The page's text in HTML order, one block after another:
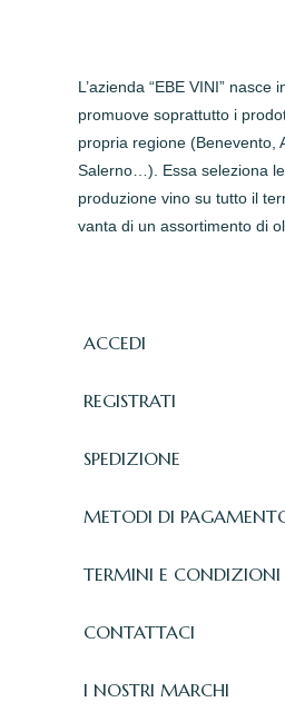
L’azienda “EBE VINI” nasce
promuove soprattutto i
propria regione (Benevento,
Salerno…). Essa seleziona
produzione vino su tutto il
vanta di un assortimento di
ACCEDI
REGISTRATI
SPEDIZIONE
METODI DI
TERMINI E CONDIZIONI
CONTATTACI
I NOSTRI MARCHI